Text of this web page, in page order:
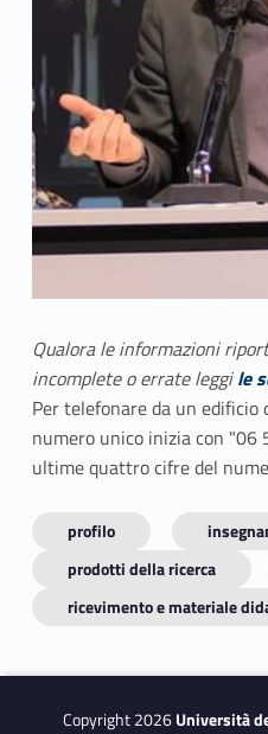
Qualora le informazioni
incomplete o errate leggile
Per telefonare da un edificio
numero unico inizia con "06
ultime quattro cifre del
profilo
prodotti della ricerca
ricevimento e materiale
Copyright 2026Università